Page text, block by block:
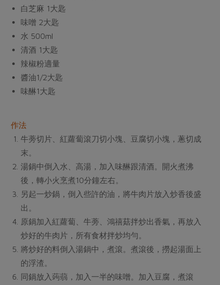
防災用品
最新產品
優惠專區
素食專區
養身食補
節慶大餐
傳到心坎裡，誠心又澎派
典藏閱覽室
最新消息
媒體報導
地區活動
社務會議
白芝麻 1大匙
味噌 2大匙
水 500ml
清酒 1大匙
辣椒粉適量
醬油1/2大匙
味醂1大匙
作法
牛蒡切片、紅蘿蔔滾刀切小塊、豆腐切小塊，蔥切成
末。
湯鍋中倒入水、高湯，加入味醂跟清酒。開火煮沸
後，轉小火烹煮10分鐘左右。
另起一炒鍋，倒入些許的油，將牛肉片放入炒香後盛
出。
原鍋加入紅蘿蔔、牛蒡、鴻禧菇拌炒出香氣，再放入
炒好的牛肉片，所有食材拌炒均勻。
將炒好的料倒入湯鍋中，煮滾。煮滾後，撈起湯面上
的浮渣。
同鍋放入蒟蒻，加入一半的味噌。加入豆腐，煮滾